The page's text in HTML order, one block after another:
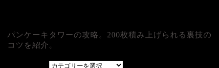
パンケーキタワーの攻略。200枚積み上げられる裏技の
コツを紹介。